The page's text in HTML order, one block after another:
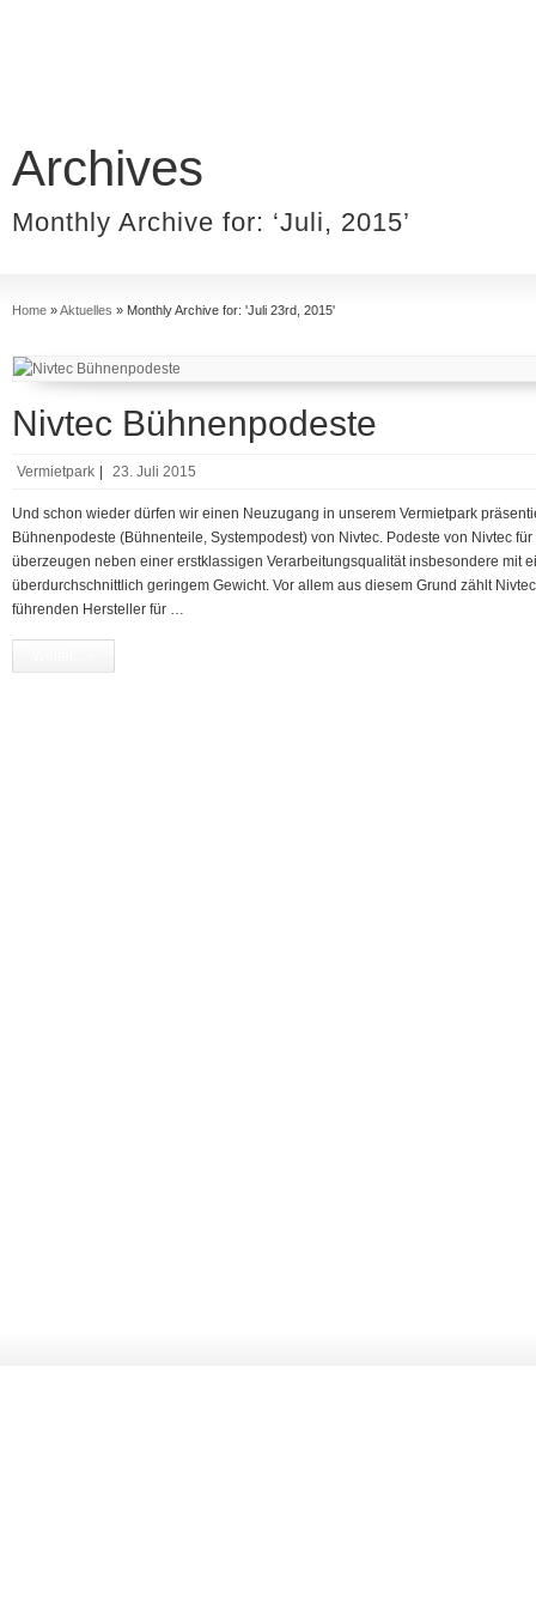
Archives
Monthly Archive for: ‘Juli, 2015’
Home »Aktuelles » Monthly Archive for: 'Juli 23rd, 2015'
Nivtec Bühnenpodeste
Vermietpark 23. Juli 2015
Und schon wieder dürfen wir einen Neuzugang in unserem Vermietpark
Bühnenpodeste (Bühnenteile, Systempodest) von Nivtec. Podeste von Nivtec
überzeugen neben einer erstklassigen Verarbeitungsqualität insbesondere mit
überdurchschnittlich geringem Gewicht. Vor allem aus diesem Grund zählt
führenden Hersteller für …